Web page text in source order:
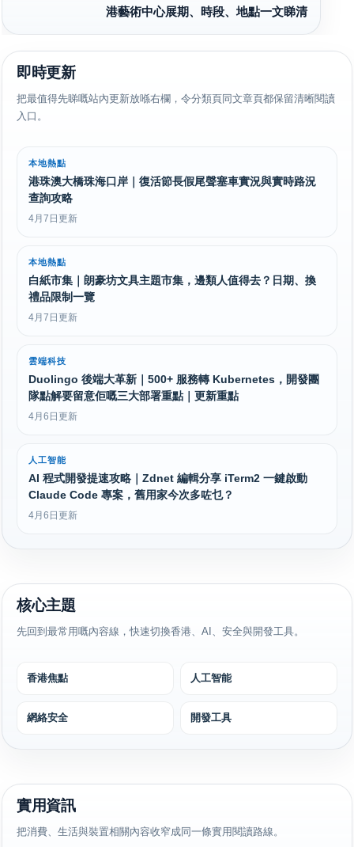
港藝術中心展期、時段、地點一文睇清
即時更新
把最值得先睇嘅站內更新放喺右欄，令分類頁同文章頁都保留清晰閱讀
入口。
本地熱點
港珠澳大橋珠海口岸｜復活節長假尾聲塞車實況與實時路況
查詢攻略
4月7日更新
本地熱點
白紙市集｜朗豪坊文具主題市集，邊類人值得去？日期、換
禮品限制一覽
4月7日更新
雲端科技
Duolingo 後端大革新｜500+ 服務轉 Kubernetes，開發團
隊點解要留意佢嘅三大部署重點｜更新重點
4月6日更新
人工智能
AI 程式開發提速攻略｜Zdnet 編輯分享 iTerm2 一鍵啟動
Claude Code 專案，舊用家今次多咗乜？
4月6日更新
核心主題
先回到最常用嘅內容線，快速切換香港、AI、安全與開發工具。
香港焦點 人工智能
網絡安全 開發工具
實用資訊
把消費、生活與裝置相關內容收窄成同一條實用閱讀路線。